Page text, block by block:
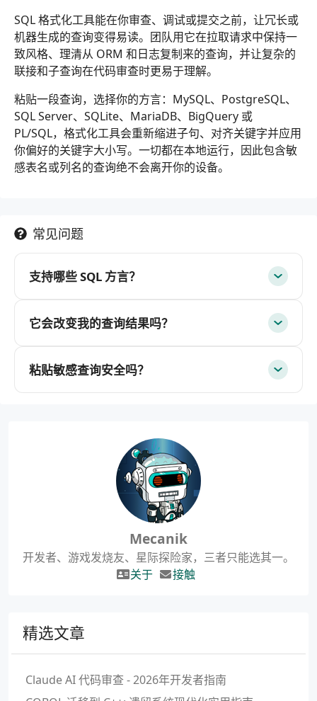
SQL 格式化工具能在你审查、调试或提交之前，让冗长或
机器生成的查询变得易读。团队用它在拉取请求中保持一
致风格、理清从 ORM 和日志复制来的查询，并让复杂的
联接和子查询在代码审查时更易于理解。
粘贴一段查询，选择你的方言：MySQL、PostgreSQL、
SQL Server、SQLite、MariaDB、BigQuery 或
PL/SQL，格式化工具会重新缩进子句、对齐关键字并应用
你偏好的关键字大小写。一切都在本地运行，因此包含敏
感表名或列名的查询绝不会离开你的设备。
常见问题
支持哪些 SQL 方言？
它会改变我的查询结果吗？
粘贴敏感查询安全吗？
Mecanik
开发者、游戏发烧友、星际探险家，三者只能选其一。
关于
接触
精选文章
Claude AI 代码审查 - 2026年开发者指南